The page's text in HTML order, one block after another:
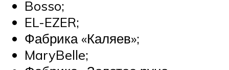
Bosso;
EL-EZER;
Фабрика «Каляев»;
MaryBelle;